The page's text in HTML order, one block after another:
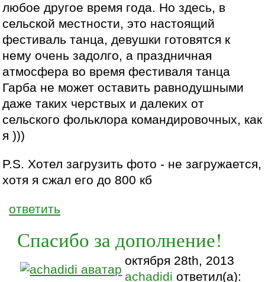
любое другое время года. Но здесь, в
сельской местности, это настоящий
фестиваль танца, девушки готовятся к
нему очень задолго, а праздничная
атмосфера во время фестиваля танца
Гарба не может оставить равнодушными
даже таких черствых и далеких от
сельского фольклора командировочных, как
я )))
P.S. Хотел загрузить фото - не загружается,
хотя я сжал его до 800 кб
ответить
Спасибо за дополнение!
октября 28th, 2013
achadidi ответил(а):